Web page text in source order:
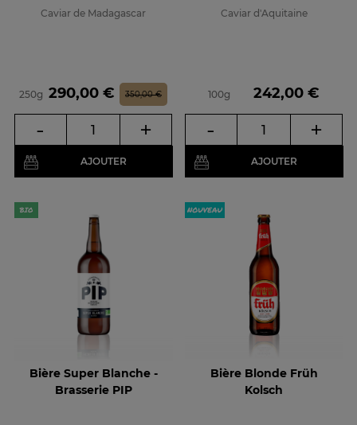
Caviar de Madagascar
250g Prix
290,00 €Prix de base
350,00 €
- +
AJOUTER
Caviar d'Aquitaine
100g Prix
242,00 €
- +
AJOUTER
Bière Super Blanche -
Brasserie PIP
Bière Blonde Früh
Kolsch